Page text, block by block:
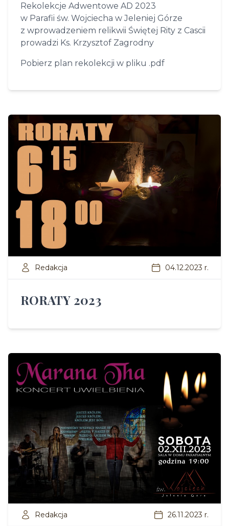
Rekolekcje Adwentowe AD 2023
w Parafii św. Wojciecha w Jeleniej Górze
z wprowadzeniem relikwii Świętej Rity z Cascii
prowadzi Ks. Krzysztof Zagrodny
Pobierz plan rekolekcji w pliku .pdf
Redakcja 04.12.2023 r.
RORATY 2023
Redakcja 26.11.2023 r.